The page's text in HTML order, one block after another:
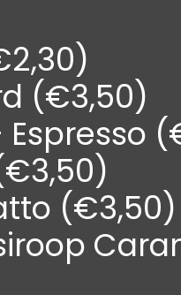
(€3,50)
Espresso
(€3,50)